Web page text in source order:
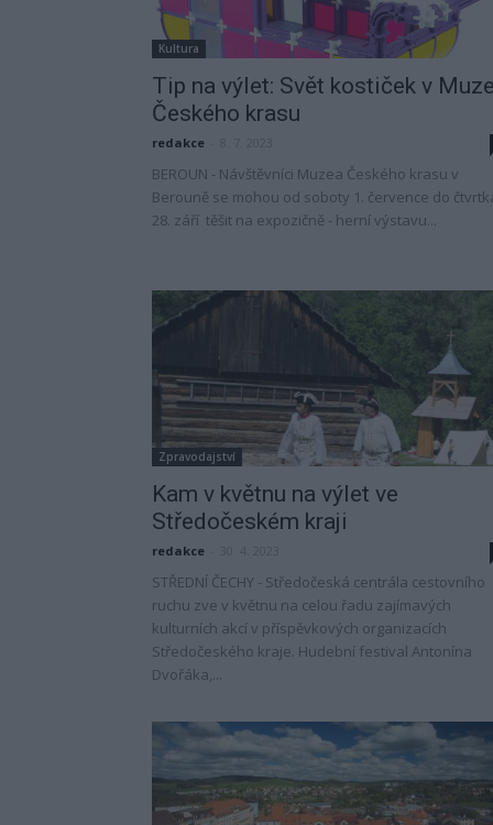
Kultura
Tip na výlet: Svět kostiček v
Českého krasu
redakce
BEROUN - Návštěvníci Muzea Českého krasu v
Berouně se mohou od soboty 1. července do
28. září těšit na expozičně - herní výstavu...
Zpravodajství
Kam v květnu na výlet ve
Středočeském kraji
redakce
STŘEDNÍ ČECHY - Středočeská centrála cestovního
ruchu zve v květnu na celou řadu zajímavých
kulturních akcí v příspěvkových organizacích
Středočeského kraje. Hudební festival Antonína
Dvořáka,...